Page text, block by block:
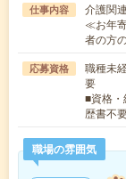
仕事内容
介護関連
≪お年
者の方
応募資格
職種未
要
■資格
歴書不
職場の雰囲気